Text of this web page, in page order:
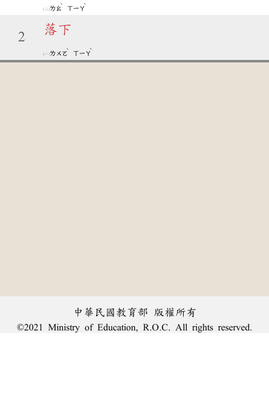
ㄌㄠ
ˋ
ㄒㄧㄚ
ˋ
2
落下
ㄌㄨㄛ
ˋ
ㄒㄧㄚ
ˋ
中華民國教育部 版權所有
©2021 Ministry of Education, R.O.C. All rights reserved.